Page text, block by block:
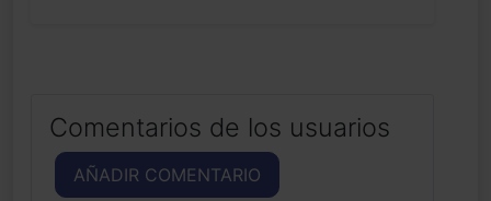
Comentarios de los usuarios
AÑADIR COMENTARIO